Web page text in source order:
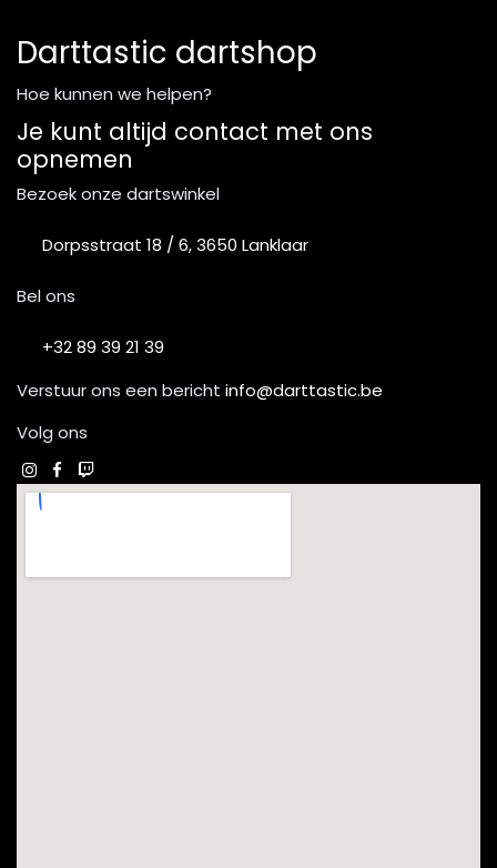
Darttastic dartshop
Hoe kunnen we helpen?
Je kunt altijd contact met ons
opnemen
Bezoek onze dartswinkel
Dorpsstraat 18 / 6, 3650 Lanklaar
Bel ons
+32 89 39 21 39
Verstuur ons een bericht info@darttastic.be
Volg ons